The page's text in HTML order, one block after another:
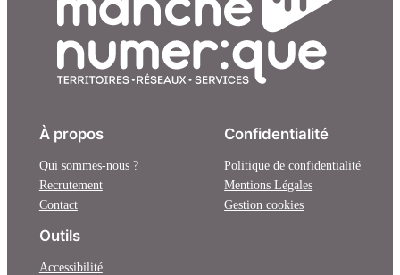
À propos
Qui sommes-nous ?
Recrutement
Contact
Confidentialité
Politique de confidentialité
Mentions Légales
Gestion cookies
Outils
Accessibilité